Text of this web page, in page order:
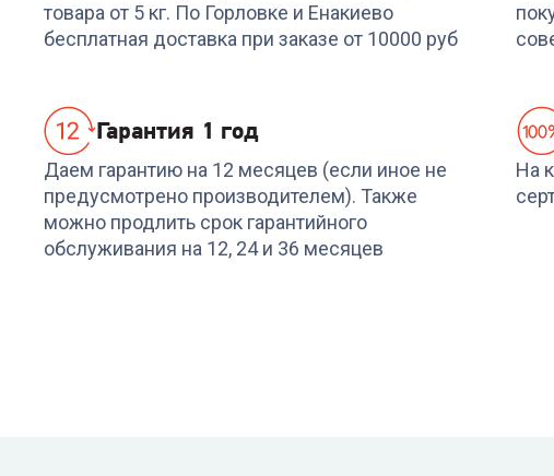
товара от 5 кг. По Горловке и Енакиево
бесплатная доставка при заказе от 10000 руб
Гарантия 1 год
Даем гарантию на 12 месяцев (если иное не
предусмотрено производителем). Также
можно продлить срок гарантийного
обслуживания на 12, 24 и 36 месяцев
На